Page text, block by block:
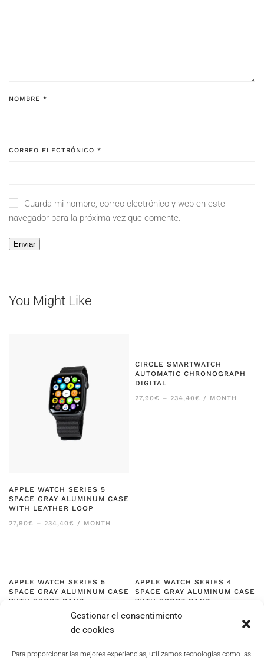
Gestionar el consentimiento
de cookies
Para proporcionar las mejores experiencias, utilizamos tecnologías como las
NOMBRE *
CORREO ELECTRÓNICO *
Guarda mi nombre, correo electrónico y web en este
navegador para la próxima vez que comente.
You Might Like
APPLE WATCH SERIES 5
SPACE GRAY ALUMINUM CASE
WITH LEATHER LOOP
27,90€ – 234,40€ RANGO
/ MONTH
CIRCLE SMARTWATCH
AUTOMATIC CHRONOGRAPH
DIGITAL
27,90€ – 234,40€ RANGO
/ MONTH
APPLE WATCH SERIES 5
SPACE GRAY ALUMINUM CASE
WITH SPORT BAND
€RANGO
DE
PRECIOS:
27,90€
/ MONTH
APPLE WATCH SERIES 4
SPACE GRAY ALUMINUM CASE
WITH SPORT BAND
27,90€ – 234,40
27,90€